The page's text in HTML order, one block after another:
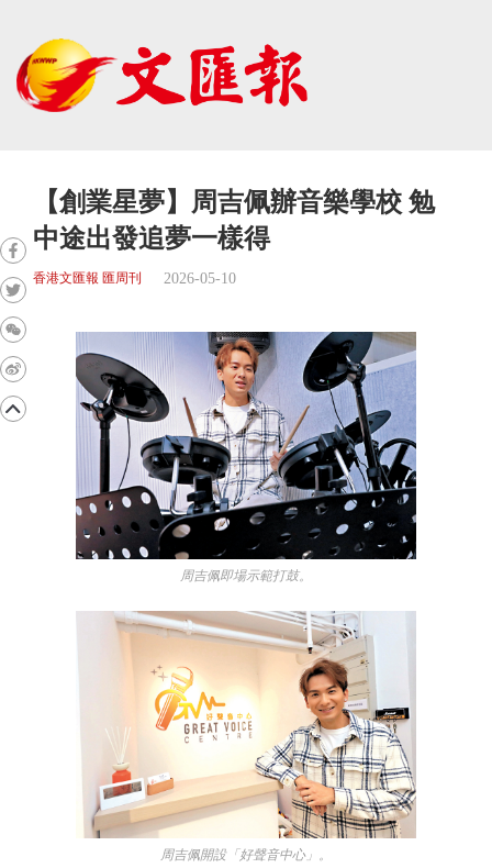
【創業星夢】周吉佩辦音樂學校 勉
中途出發追夢一樣得
香港文匯報 匯周刊 2026-05-10
周吉佩即場示範打鼓。
周吉佩開設「好聲音中心」。